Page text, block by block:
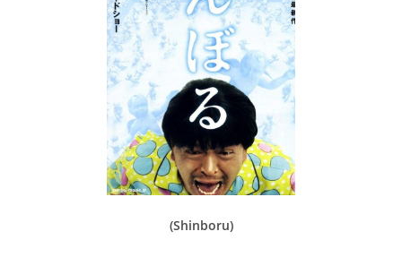
(Shinboru)